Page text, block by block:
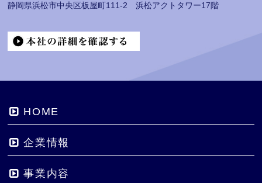
静岡県浜松市中央区板屋町111-2 浜松アクトタワー17階
HOME
企業情報
事業内容